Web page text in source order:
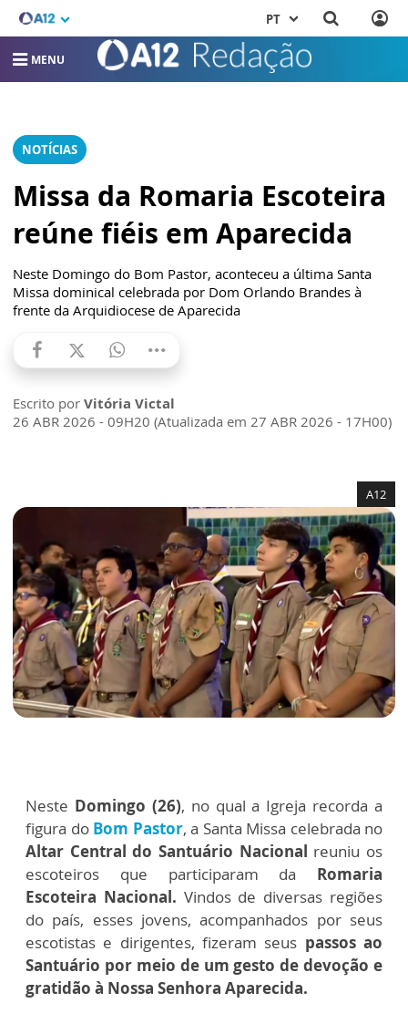
PT
MENU
NOTÍCIAS
Missa da Romaria Escoteira
reúne fiéis em Aparecida
Neste Domingo do Bom Pastor, aconteceu a última Santa
Missa dominical celebrada por Dom Orlando Brandes à
frente da Arquidiocese de Aparecida
Escrito por Vitória Victal
26 ABR 2026 - 09H20 (Atualizada em 27 ABR 2026 - 17H00)
A12
Neste Domingo (26), no qual a Igreja recorda a
figura do Bom Pastor, a Santa Missa celebrada no
Altar Central do Santuário Nacional reuniu os
escoteiros que participaram da Romaria
Escoteira Nacional. Vindos de diversas regiões
do país, esses jovens, acompanhados por seus
escotistas e dirigentes, fizeram seus passos ao
Santuário por meio de um gesto de devoção e
gratidão à Nossa Senhora Aparecida.